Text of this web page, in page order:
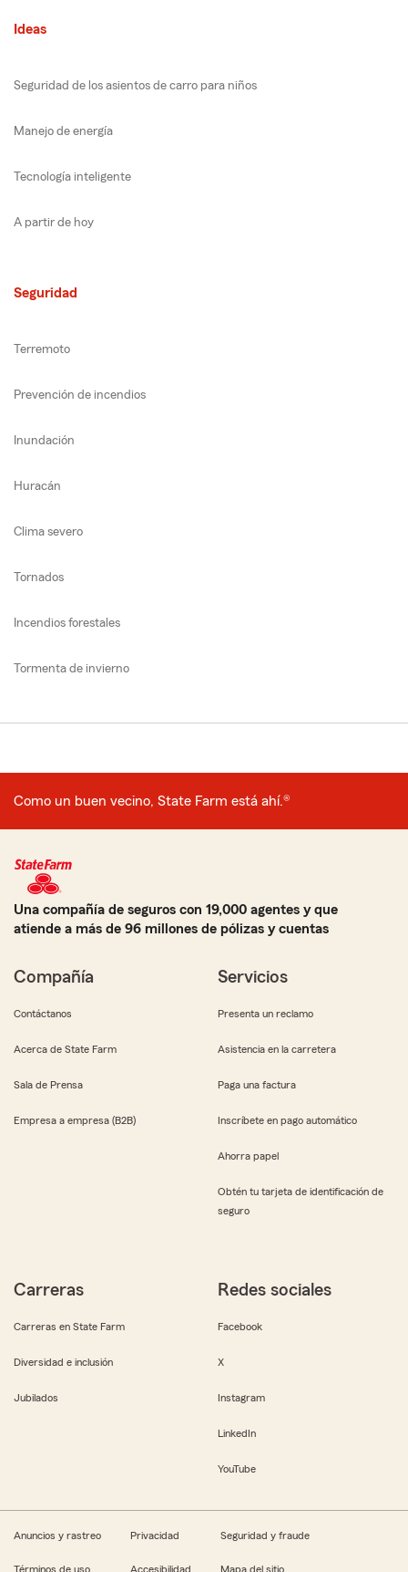
Ideas
Seguridad de los asientos de carro para niños
Manejo de energía
Tecnología inteligente
A partir de hoy
Seguridad
Terremoto
Prevención de incendios
Inundación
Huracán
Clima severo
Tornados
Incendios forestales
Tormenta de invierno
Como un buen vecino, State Farm está ahí.®
Una compañía de seguros con 19,000 agentes y que
atiende a más de 96 millones de pólizas y cuentas
Compañía
Contáctanos
Acerca de State Farm
Sala de Prensa
Empresa a empresa (B2B)
Servicios
Presenta un reclamo
Asistencia en la carretera
Paga una factura
Inscríbete en pago automático
Ahorra papel
Obtén tu tarjeta de identificación de
seguro
Carreras
Carreras en State Farm
Diversidad e inclusión
Jubilados
Redes sociales
Facebook
X
Instagram
LinkedIn
YouTube
Anuncios y rastreo Privacidad Seguridad y fraude
Términos de uso Accesibilidad Mapa del sitio